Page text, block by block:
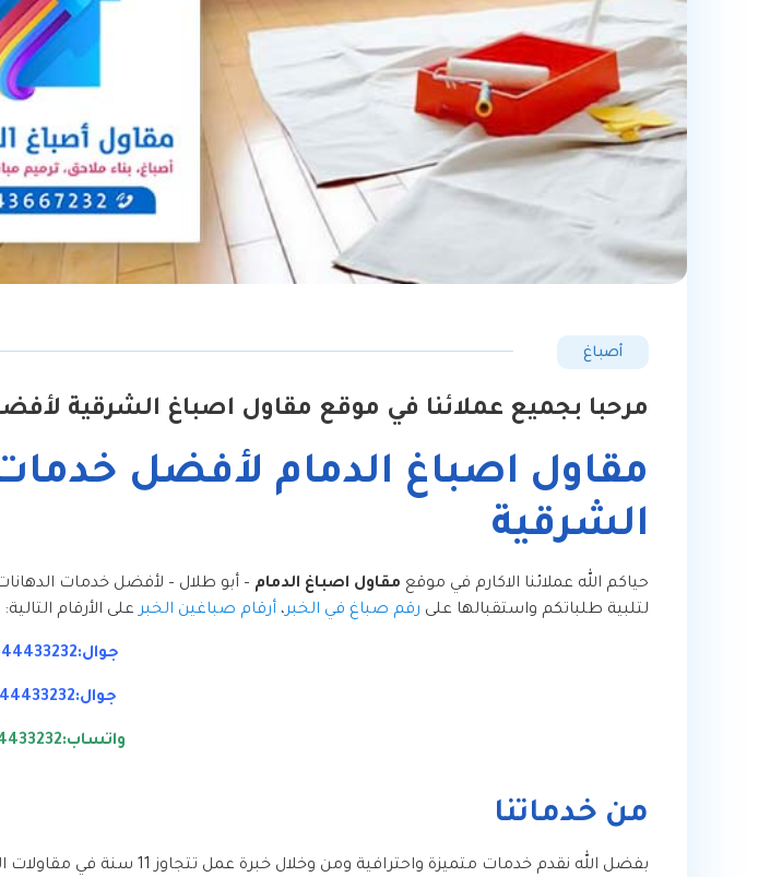
أصباغ
مرحبا بجميع عملائنا في موقع مقاول اصباغ الشرقية
مقاول اصباغ الدمام لأفضل
الشرقية
حياكم الله عملائنا الاكارم في موقع مقاول اصباغ الدمام – أبو طلال – لأفضل خدمات
لتلبية طلباتكم واستقبالها على رقم صباغ في الخبر، أرقام صباغين الخبرعلى الأرقام التالية:
جوال:0544433232
جوال:0544433232
واتساب:0544433232
من خدماتنا
بفضل الله نقدم خدمات متميزة